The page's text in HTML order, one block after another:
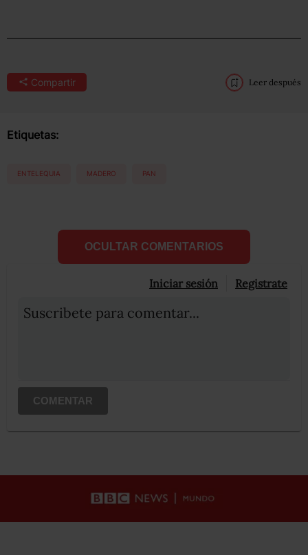
Compartir Leer después
Etiquetas:
ENTELEQUIA MADERO PAN
OCULTAR COMENTARIOS
Iniciar sesión Registrate
Suscribete para comentar...
COMENTAR